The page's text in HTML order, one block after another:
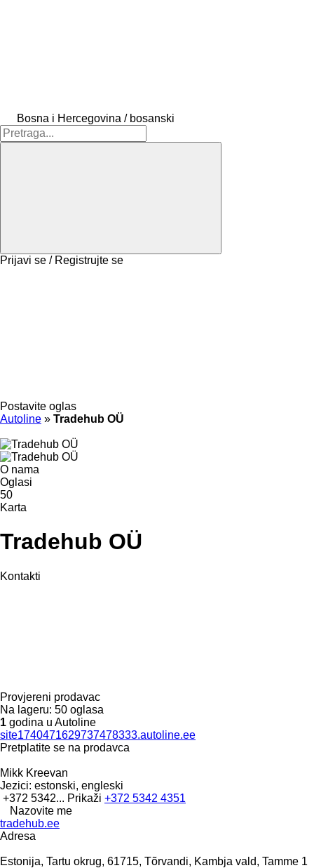
Bosna i Hercegovina / bosanski
Prijavi se / Registrujte se
Postavite oglas
Autoline » Tradehub OÜ
O nama
Oglasi
50
Karta
Tradehub OÜ
Kontakti
Provjereni prodavac
Na lageru: 50 oglasa
1 godina u Autoline
site1740471629737478333.autoline.ee
Pretplatite se na prodavca
Mikk Kreevan
Jezici: estonski, engleski
+372 5342... Prikaži +372 5342 4351
Nazovite me
tradehub.ee
Adresa
Estonija, Tartu okrug, 61715, Tõrvandi, Kambja vald, Tamme 1